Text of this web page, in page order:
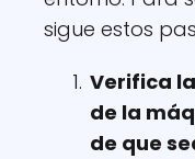
sigue estos
Verifica
de la
de que